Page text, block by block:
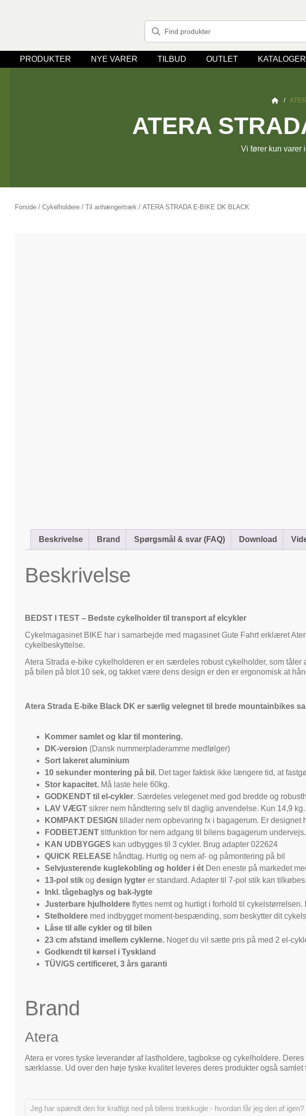
PRODUKTER NYE VARER TILBUD OUTLET KATALOGER
/
ATERA
Vi fører kun varer
Forside / Cykelholdere / Til anhængertræk / ATERA STRADA E-BIKE DK BLACK
Beskrivelse Brand Spørgsmål & svar (FAQ) Download
Beskrivelse
BEDST I TEST – Bedste cykelholder til transport af elcykler
Cykelmagasinet BIKE har i samarbejde med magasinet Gute Fahrt erklæret
cykelbeskyttelse.
Atera Strada e-bike cykelholderen er en særdeles robust cykelholder, som
på bilen på blot 10 sek, og takket være dens design er den er ergonomisk at
Atera Strada E-bike Black DK er særlig velegnet til brede mountainbikes
Kommer samlet og klar til montering.
DK-version (Dansk nummerpladeramme medfølger)
Sort lakeret aluminium
10 sekunder montering på bil. Det tager faktisk ikke længere tid, at
Stor kapacitet. Må laste hele 60kg.
GODKENDT til el-cykler. Særdeles velegenet med god bredde og
LAV VÆGT sikrer nem håndtering selv til daglig anvendelse. Kun 14,9 kg.
KOMPAKT DESIGN tillader nem opbevaring fx i bagagerum. Er designet
FODBETJENT tiltfunktion for nem adgang til bilens bagagerum undervejs.
KAN UDBYGGES kan udbygges til 3 cykler. Brug adapter 022624
QUICK RELEASE håndtag. Hurtig og nem af- og påmontering på bil
Selvjusterende kuglekobling og holder i ét Den eneste på markedet
13-pol stik og design lygter er standard. Adapter til 7-pol stik kan tilkøbes.
Inkl. tågebaglys og bak-lygte
Justerbare hjulholdere flyttes nemt og hurtigt i forhold til
Stelholdere med indbygget moment-bespænding, som beskytter dit
Låse til alle cykler og til bilen
23 cm afstand imellem cyklerne. Noget du vil sætte pris på med 2 el-
Godkendt til kørsel i Tyskland
TÜV/GS certificeret, 3 års garanti
Brand
Atera
Atera er vores tyske leverandør af lastholdere, tagbokse og cykelholdere.
særklasse. Ud over den høje tyske kvalitet leveres deres produkter også
Jeg har spændt den for kraftigt ned på bilens trækkugle - hvordan får jeg den af igen?